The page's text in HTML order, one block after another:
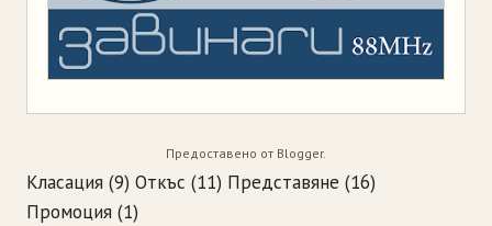
Предоставено от Blogger.
Класация (9) Откъс (11) Представяне (16)
Промоция (1)